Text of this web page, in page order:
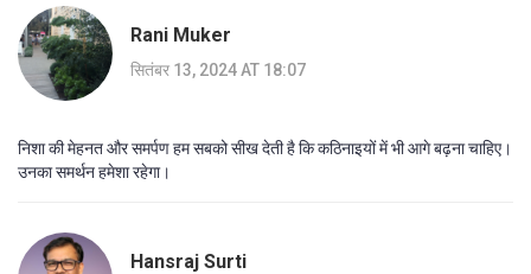
Rani Muker
सितंबर 13, 2024 AT 18:07
निशा की मेहनत और समर्पण हम सबको सीख देती है कि कठिनाइयों में भी आगे बढ़ना चाहिए।
उनका समर्थन हमेशा रहेगा।
Hansraj Surti